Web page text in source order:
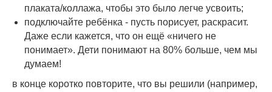
плаката/коллажа, чтобы это было легче усвоить;
подключайте ребёнка - пусть порисует, раскрасит.
Даже если кажется, что он ещё «ничего не
понимает». Дети понимают на 80% больше, чем мы
думаем!
в конце коротко повторите, что вы решили (например,